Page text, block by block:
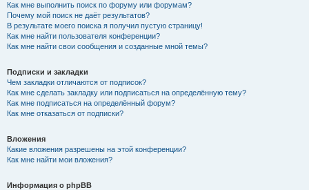
Как мне выполнить поиск по форуму или форумам?
Почему мой поиск не даёт результатов?
В результате моего поиска я получил пустую страницу!
Как мне найти пользователя конференции?
Как мне найти свои сообщения и созданные мной темы?
Подписки и закладки
Чем закладки отличаются от подписок?
Как мне сделать закладку или подписаться на определённую тему?
Как мне подписаться на определённый форум?
Как мне отказаться от подписки?
Вложения
Какие вложения разрешены на этой конференции?
Как мне найти мои вложения?
Информация о phpBB